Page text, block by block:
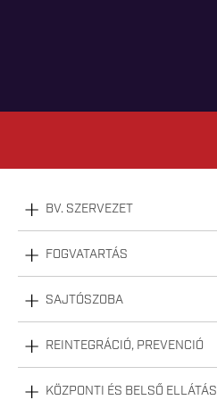
BV. SZERVEZET
FOGVATARTÁS
SAJTÓSZOBA
REINTEGRÁCIÓ, PREVENCIÓ
KÖZPONTI ÉS BELSŐ ELLÁTÁS